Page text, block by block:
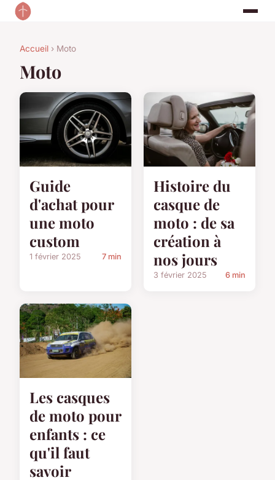
Accueil › Moto
Moto
Guide
d'achat pour
une moto
custom
1 février 2025 7 min
Histoire du
casque de
moto : de sa
création à
nos jours
3 février 2025 6 min
Les casques
de moto pour
enfants : ce
qu'il faut
savoir